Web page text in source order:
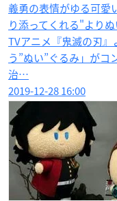
義勇の表情がゆる可愛
り添ってくれる"より
TVアニメ『鬼滅の刃』
う”ぬい”ぐるみ」がコ
治…
2019-12-28 16:00